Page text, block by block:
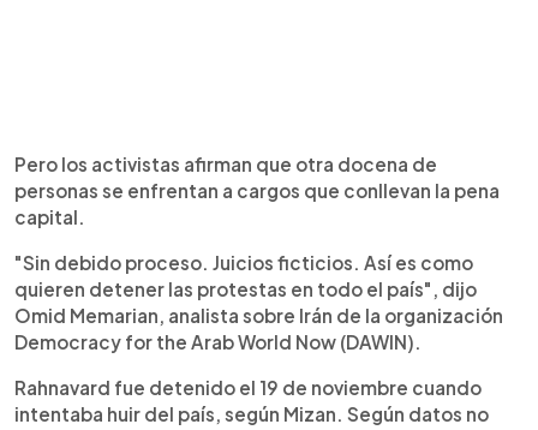
Pero los activistas afirman que otra docena de
personas se enfrentan a cargos que conllevan la pena
capital.
"Sin debido proceso. Juicios ficticios. Así es como
quieren detener las protestas en todo el país", dijo
Omid Memarian, analista sobre Irán de la organización
Democracy for the Arab World Now (DAWIN).
Rahnavard fue detenido el 19 de noviembre cuando
intentaba huir del país, según Mizan. Según datos no